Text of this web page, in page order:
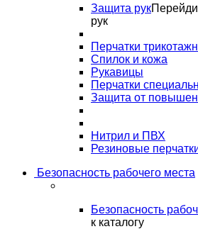
Защита рук
рук
Перчатки
Спилок и кожа
Рукавицы
Перчатки
Защита от
Нитрил и ПВХ
Резиновые
Безопасность рабочего места
Безопасность
к каталогу